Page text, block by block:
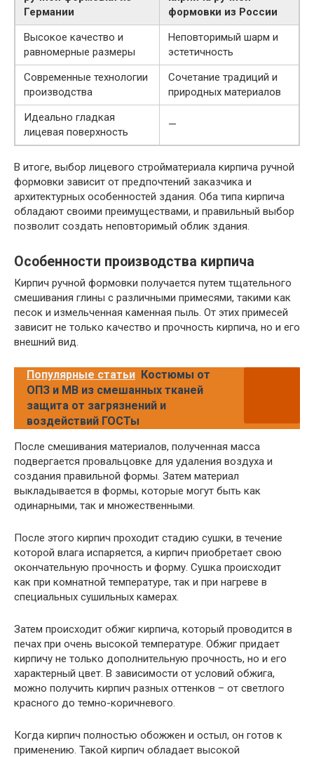
Германии
формовки из России
Высокое качество и
равномерные размеры
Неповторимый шарм и
эстетичность
Современные технологии
производства
Сочетание традиций и
природных материалов
Идеально гладкая
лицевая поверхность
—
В итоге, выбор лицевого стройматериала кирпича ручной
формовки зависит от предпочтений заказчика и
архитектурных особенностей здания. Оба типа кирпича
обладают своими преимуществами, и правильный выбор
позволит создать неповторимый облик здания.
Особенности производства кирпича
Кирпич ручной формовки получается путем тщательного
смешивания глины с различными примесями, такими как
песок и измельченная каменная пыль. От этих примесей
зависит не только качество и прочность кирпича, но и его
внешний вид.
Популярные статьи Костюмы от
ОПЗ и МВ из смешанных тканей
защита от загрязнений и
воздействий ГОСТы
После смешивания материалов, полученная масса
подвергается провальцовке для удаления воздуха и
создания правильной формы. Затем материал
выкладывается в формы, которые могут быть как
одинарными, так и множественными.
После этого кирпич проходит стадию сушки, в течение
которой влага испаряется, а кирпич приобретает свою
окончательную прочность и форму. Сушка происходит
как при комнатной температуре, так и при нагреве в
специальных сушильных камерах.
Затем происходит обжиг кирпича, который проводится в
печах при очень высокой температуре. Обжиг придает
кирпичу не только дополнительную прочность, но и его
характерный цвет. В зависимости от условий обжига,
можно получить кирпич разных оттенков – от светлого
красного до темно-коричневого.
Когда кирпич полностью обожжен и остыл, он готов к
применению. Такой кирпич обладает высокой